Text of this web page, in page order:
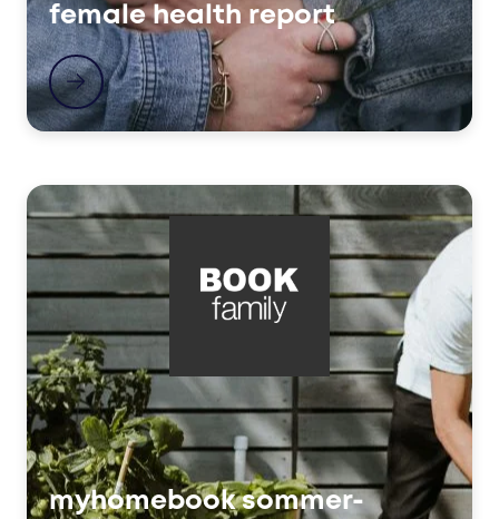
female health report
myhomebook sommer-